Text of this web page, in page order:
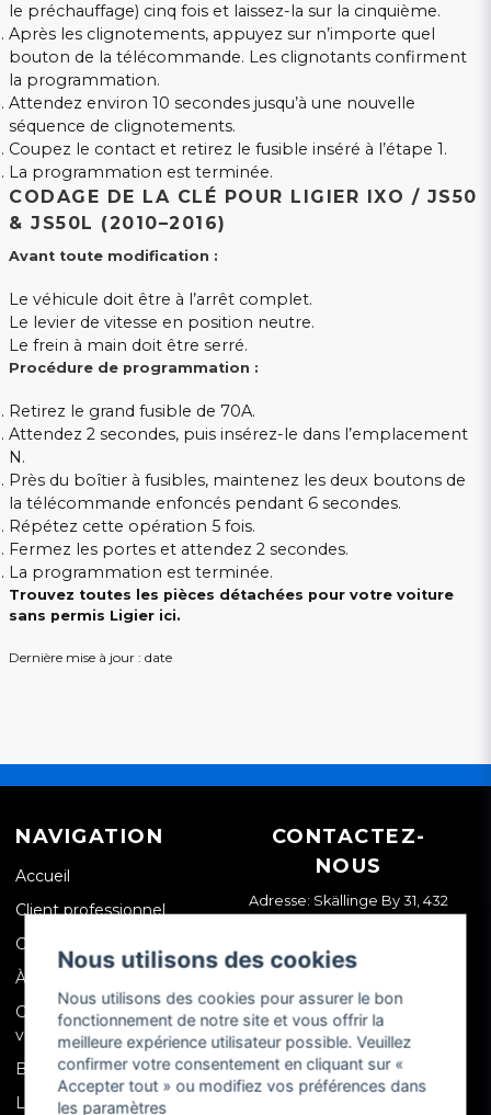
le préchauffage) cinq fois et laissez-la sur la cinquième.
Après les clignotements, appuyez sur n’importe quel
bouton de la télécommande. Les clignotants confirment
la programmation.
Attendez environ 10 secondes jusqu’à une nouvelle
séquence de clignotements.
Coupez le contact et retirez le fusible inséré à l’étape 1.
La programmation est terminée.
CODAGE DE LA CLÉ POUR LIGIER IXO / JS50
& JS50L (2010–2016)
Avant toute modification :
Le véhicule doit être à l’arrêt complet.
Le levier de vitesse en position neutre.
Le frein à main doit être serré.
Procédure de programmation :
Retirez le grand fusible de 70A.
Attendez 2 secondes, puis insérez-le dans l’emplacement
N.
Près du boîtier à fusibles, maintenez les deux boutons de
la télécommande enfoncés pendant 6 secondes.
Répétez cette opération 5 fois.
Fermez les portes et attendez 2 secondes.
La programmation est terminée.
Trouvez toutes les pièces détachées pour votre voiture
sans permis Ligier ici.
Dernière mise à jour : date
NAVIGATION
Accueil
Client professionnel
Contactez-nous
À propos de nous
Conditions générales de
vente (CGV)
Blog
Livraison
CONTACTEZ-
NOUS
Adresse: Skällinge By 31, 432
Nous utilisons des cookies
Nous utilisons des cookies pour assurer le bon
fonctionnement de notre site et vous offrir la
meilleure expérience utilisateur possible. Veuillez
confirmer votre consentement en cliquant sur «
Accepter tout » ou modifiez vos préférences dans
les paramètres